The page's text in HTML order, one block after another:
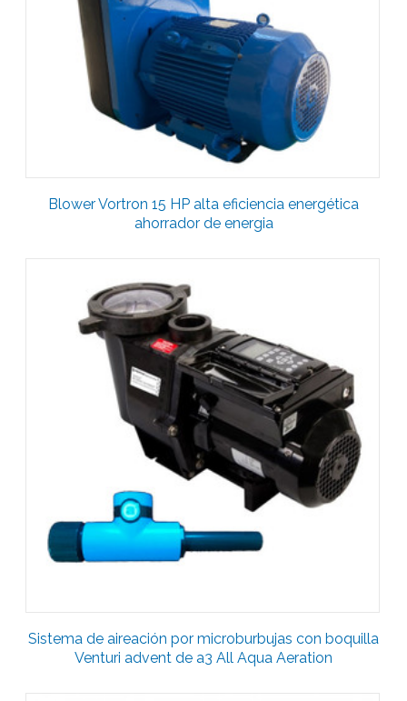
Blower Vortron 15 HP alta eficiencia energética
ahorrador de energia
Sistema de aireación por microburbujas con boquilla
Venturi advent de a3 All Aqua Aeration